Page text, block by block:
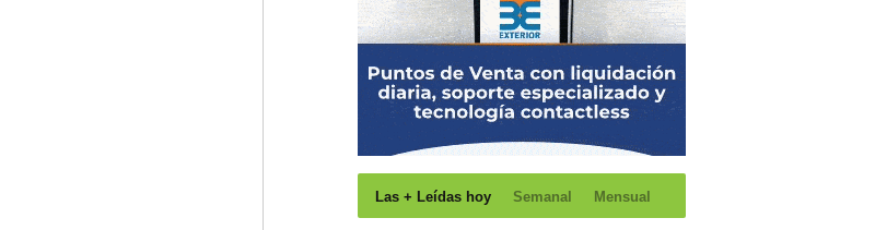
Las + Leídas hoy Semanal Mensual